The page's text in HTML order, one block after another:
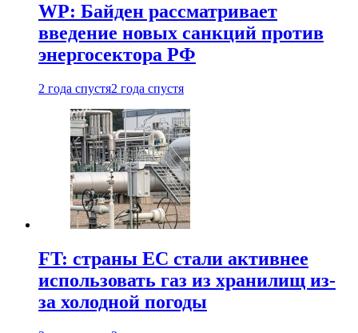
WP: Байден рассматривает
введение новых санкций против
энергосектора РФ
2 года спустя2 года спустя
FT: страны ЕС стали активнее
использовать газ из хранилищ из-
за холодной погоды